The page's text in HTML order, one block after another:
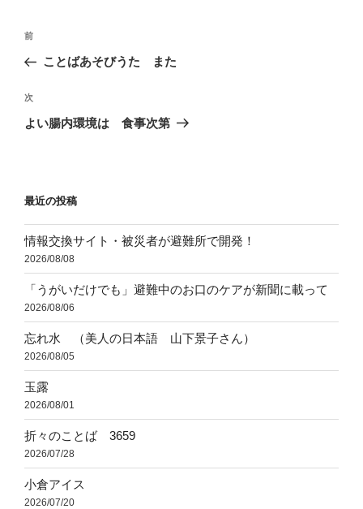
投
ナ
ビ
ゲ
ン
前
の
稿
前
ことばあそびうた また
次
の
次
よい腸内環境は 食事次第
最近の投稿
情報交換サイト・被災者が避難所で開発！
2026/08/08
「うがいだけでも」避難中のお口のケアが新聞に載って
2026/08/06
忘れ水 （美人の日本語 山下景子さん）
2026/08/05
玉露
2026/08/01
折々のことば 3659
2026/07/28
小倉アイス
2026/07/20